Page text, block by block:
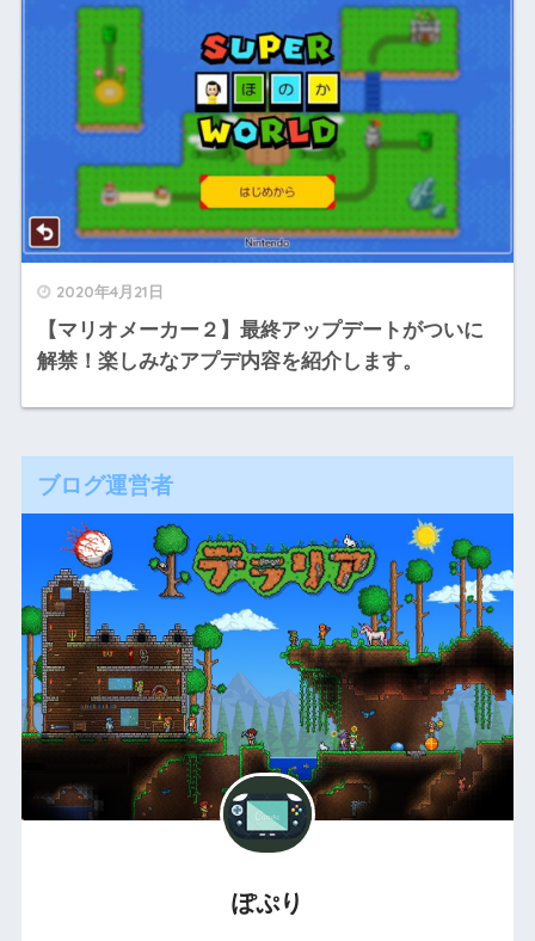
2020年4月21日
【マリオメーカー２】最終アップデートがついに
解禁！楽しみなアプデ内容を紹介します。
ブログ運営者
ぽぷり